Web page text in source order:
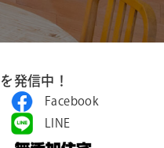
発信中！
Facebook
LINE